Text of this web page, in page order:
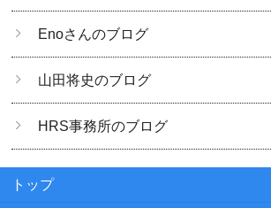
Enoさんのブログ
山田将史のブログ
HRS事務所のブログ
トップ